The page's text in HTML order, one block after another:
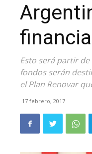
Esto será partir
fondos serán
el Plan Renovar
17 febrero, 2017